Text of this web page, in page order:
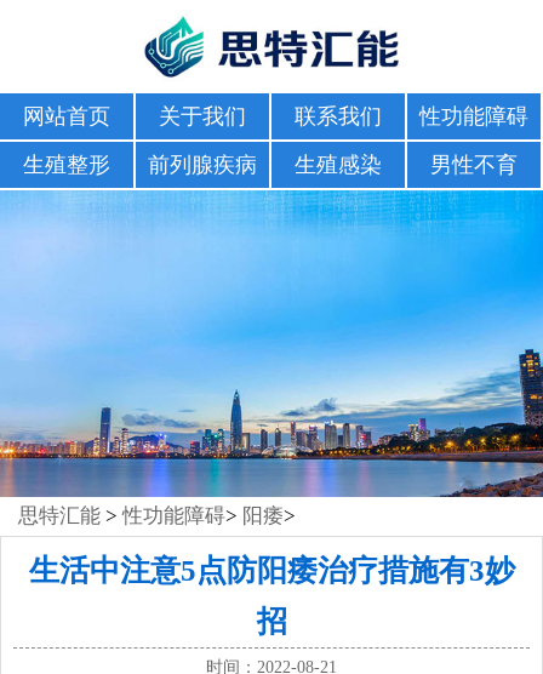
网站首页 关于我们 联系我们
性功能障碍
生殖整形
前列腺疾病 生殖感染 男性不育
思特汇能 >性功能障碍> 阳痿>
生活中注意5点防阳痿治疗措施有3妙
招
时间：2022-08-21